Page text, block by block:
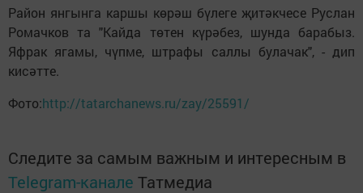
Район янгынга каршы көрәш бүлеге җитәкчесе Руслан
Ромачков та "Кайда төтен күрәбез, шунда барабыз.
Яфрак ягамы, чүпме, штрафы саллы булачак", - дип
кисәтте.
Фото:http://tatarchanews.ru/zay/25591/
Следите за самым важным и интересным в
Telegram-канале Татмедиа